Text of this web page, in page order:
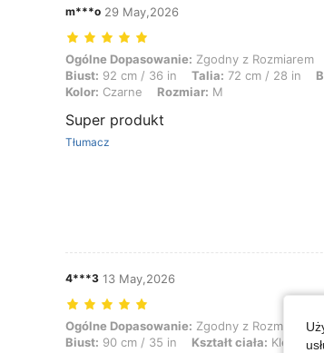
m***o 29 May,2026
Ogólne Dopasowanie: Zgodny z Rozmiarem,
Ogólne Dopasowanie: Zgodny z Rozmiarem
Biust: 92 cm / 36 in Talia: 72 cm / 28 in
Kolor: Czarne Rozmiar: M
Super produkt
Tłumacz
4***3 13 May,2026
Ogólne Dopasowanie: Zgodny z Rozmiarem,
Ogólne Dopasowanie: Zgodny z Rozmiarem
Biust: 90 cm / 35 in Kształt ciała: Klepsydra